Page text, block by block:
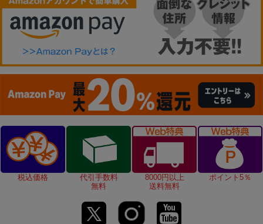
税込価格
代引手数料
無料
8000円以上
送料無料
ポイント5％